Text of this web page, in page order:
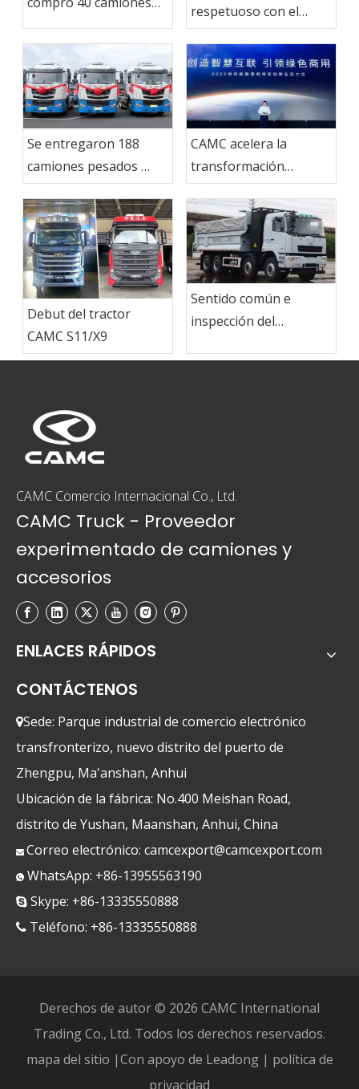
CAMC
respetuoso con el
medio ambiente!Se
enviaron 15 tractores
CAMC LNG al mercado
indonesio
Se entregaron 188
camiones pesados ​​
CAMC a Ma Steel
Group
CAMC acelera la
transformación
ecológica e impulsa la
mejora de la industria
de vehículos
comerciales de nueva
energía
Debut del tractor
CAMC S11/X9
Sentido común e
inspección del
camiones volquete
CAMC Comercio Internacional Co., Ltd.
CAMC Truck - Proveedor
experimentado de camiones y
accesorios
ENLACES RÁPIDOS
CONTÁCTENOS
Sede: Parque industrial de comercio electrónico
transfronterizo, nuevo distrito del puerto de
Zhengpu, Ma'anshan, Anhui
Ubicación de la fábrica: No.400 Meishan Road,
distrito de Yushan, Maanshan, Anhui, China
 Correo electrónico: camcexport@camcexport.com
 WhatsApp: +86-13955563190
 Skype: +86-13335550888
 Teléfono: +86-13335550888
Derechos de autor © 2026 CAMC International
Trading Co., Ltd. Todos los derechos reservados.
mapa del sitio |Con apoyo de Leadong| política de
privacidad